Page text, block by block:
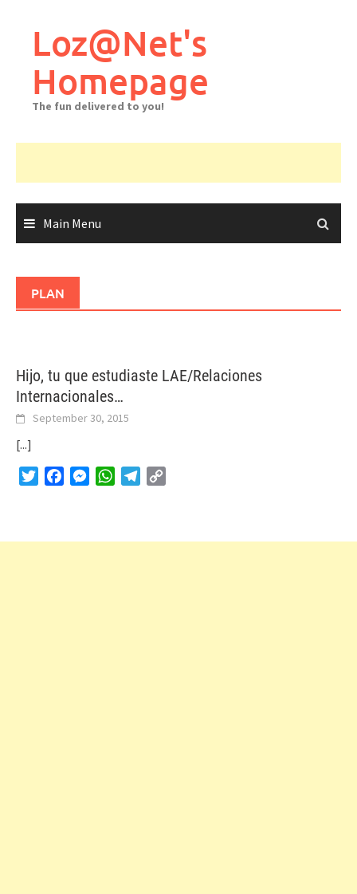
Loz@Net's
Homepage
The fun delivered to you!
Main Menu
PLAN
Hijo, tu que estudiaste LAE/Relaciones
Internacionales…
September 30, 2015
[...]
TwitterFacebookMessengerWhatsAppTelegram